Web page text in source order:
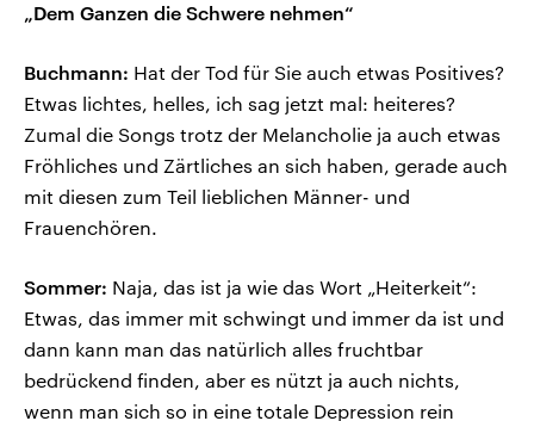
„Dem Ganzen die Schwere nehmen“
Buchmann: Hat der Tod für Sie auch etwas Positives?
Etwas lichtes, helles, ich sag jetzt mal: heiteres?
Zumal die Songs trotz der Melancholie ja auch etwas
Fröhliches und Zärtliches an sich haben, gerade auch
mit diesen zum Teil lieblichen Männer- und
Frauenchören.
Sommer: Naja, das ist ja wie das Wort „Heiterkeit“:
Etwas, das immer mit schwingt und immer da ist und
dann kann man das natürlich alles fruchtbar
bedrückend finden, aber es nützt ja auch nichts,
wenn man sich so in eine totale Depression rein